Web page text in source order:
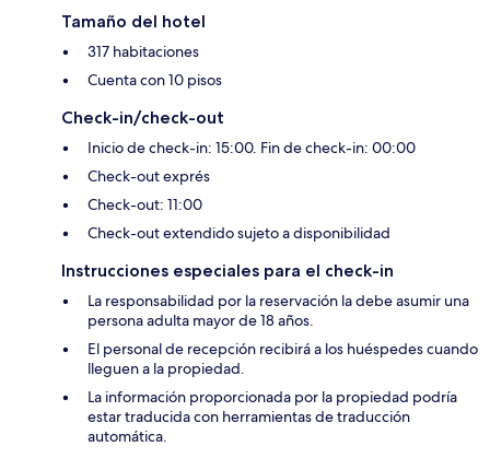
Tamaño del hotel
317 habitaciones
Cuenta con 10 pisos
Check-in/check-out
Inicio de check-in: 15:00. Fin de check-in: 00:00
Check-out exprés
Check-out: 11:00
Check-out extendido sujeto a disponibilidad
Instrucciones especiales para el check-in
La responsabilidad por la reservación la debe asumir una
persona adulta mayor de 18 años.
El personal de recepción recibirá a los huéspedes cuando
lleguen a la propiedad.
La información proporcionada por la propiedad podría
estar traducida con herramientas de traducción
automática.